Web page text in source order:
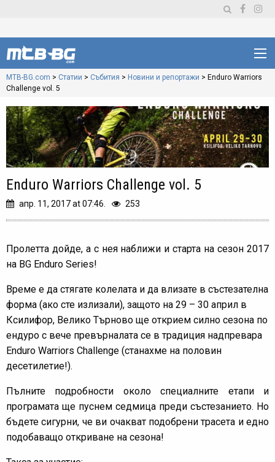
MTB-BG.com > Статии > Събития > Новини и репортажи > Enduro Warriors
Challenge vol. 5
Enduro Warriors Challenge vol. 5
апр. 11, 2017 at 07:46. 253
Пролетта дойде, а с нея наближи и старта на сезон 2017
на BG Enduro Series!
Време е да стягате колелата и да влизате в състезателна
форма (ако сте излизали), защото на 29 – 30 април в
Ксилифор, Велико Търново ще открием силно сезона по
ендуро с вече превърналата се в традиция надпревара
Enduro Warriors Challenge (станахме на половин
десетилетие!).
Пълните подробности около специалните етапи и
програмата ще пуснем седмица преди състезанието. Но
бъдете сигурни, че ви очакват подобрени трасета и едно
подобаващо откриване на сезона!